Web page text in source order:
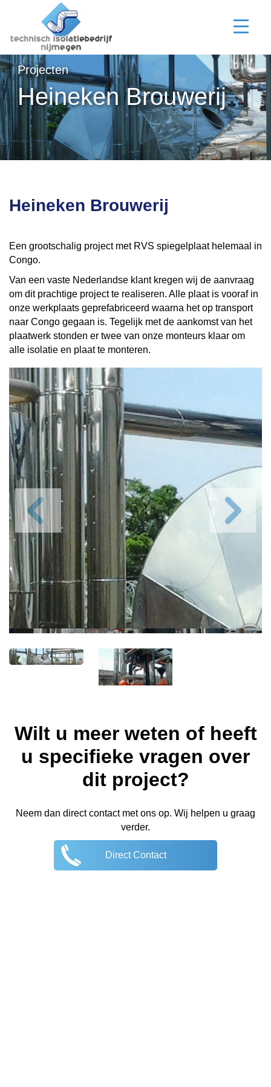
Projecten
Heineken Brouwerij
Heineken Brouwerij
Een grootschalig project met RVS spiegelplaat helemaal in
Congo.
Van een vaste Nederlandse klant kregen wij de aanvraag
om dit prachtige project te realiseren. Alle plaat is vooraf in
onze werkplaats geprefabriceerd waarna het op transport
naar Congo gegaan is. Tegelijk met de aankomst van het
plaatwerk stonden er twee van onze monteurs klaar om
alle isolatie en plaat te monteren.
Wilt u meer weten of heeft
u specifieke vragen over
dit project?
Neem dan direct contact met ons op. Wij helpen u graag
verder.
Direct Contact